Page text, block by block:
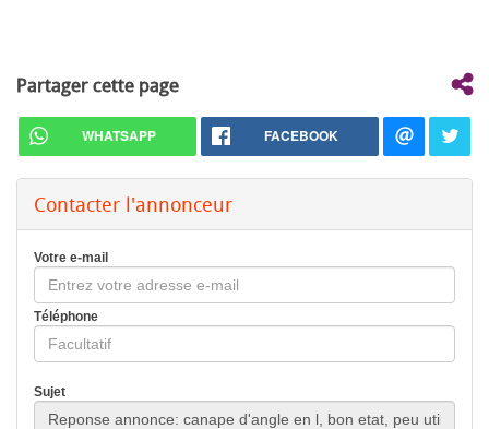
Partager cette page
WHATSAPP FACEBOOK
Contacter l'annonceur
Votre e-mail
Téléphone
Sujet